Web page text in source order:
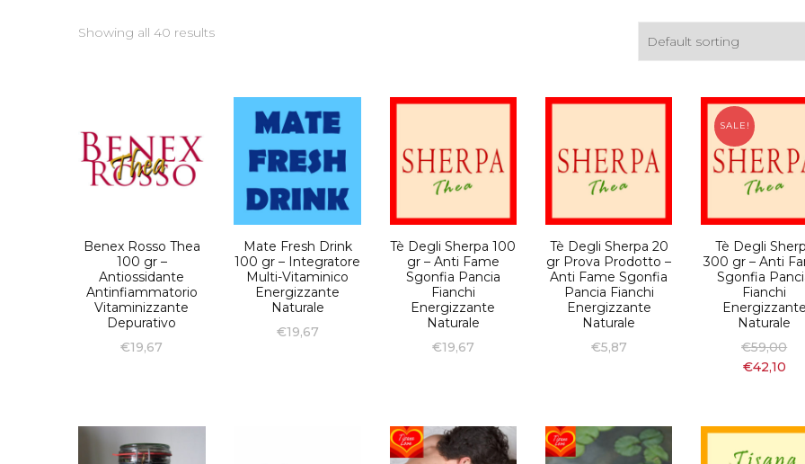
Showing all 40 results
Benex Rosso Thea
100 gr –
Antiossidante
Antinfiammatorio
Vitaminizzante
Depurativo
€19,67
Mate Fresh Drink
100 gr – Integratore
Multi-Vitaminico
Energizzante
Naturale
€19,67
Tè Degli Sherpa 100
gr – Anti Fame
Sgonfia Pancia
Fianchi
Energizzante
Naturale
€19,67
Tè Degli Sherpa 20
gr Prova Prodotto –
Anti Fame Sgonfia
Pancia Fianchi
Energizzante
Naturale
€5,87
SALE!
Tè Degli
300 gr – Anti
Sgonfia
Fianchi
Energizzante
Naturale
€59,00
€42,10